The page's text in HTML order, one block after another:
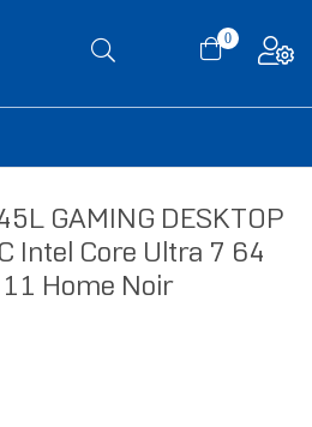
0
GAMING DESKTOP
Intel Core Ultra 7 64
11 Home Noir